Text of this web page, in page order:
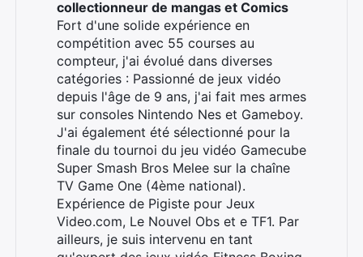
collectionneur de mangas et Comics
Fort d'une solide expérience en
compétition avec 55 courses au
compteur, j'ai évolué dans diverses
catégories : Passionné de jeux vidéo
depuis l'âge de 9 ans, j'ai fait mes armes
sur consoles Nintendo Nes et Gameboy.
J'ai également été sélectionné pour la
finale du tournoi du jeu vidéo Gamecube
Super Smash Bros Melee sur la chaîne
TV Game One (4ème national).
Expérience de Pigiste pour Jeux
Video.com, Le Nouvel Obs et e TF1. Par
ailleurs, je suis intervenu en tant